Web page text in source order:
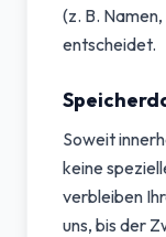
(z. B.
entscheidet.
Soweit
keine
verbleiben
uns, bis der